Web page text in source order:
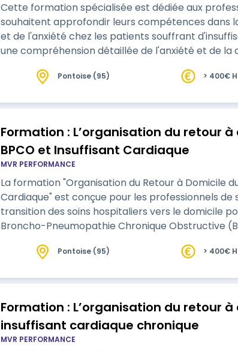
Cette formation spécialisée est dédiée aux
souhaitent approfondir leurs compétences dans
et de l'anxiété chez les patients souffrant d'insuffisance rénale.
une compréhension détaillée de l'anxiété et de la douleur et propose des
sur les approches pharmacologiques et non-
Pontoise (95) > 400€
Formation : L’organisation du retour
BPCO et Insuffisant Cardiaque
MVR PERFORMANCE
La formation "Organisation du Retour à Domicile
Cardiaque" est conçue pour les professionnels de
transition des soins hospitaliers vers le domicile
Broncho-Pneumopathie Chronique Obstructive
des soins nécessaires pour assurer un retour à
Pontoise (95) > 400€
Formation : L’organisation du retour
insuffisant cardiaque chronique
MVR PERFORMANCE